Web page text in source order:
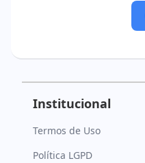
Institucional
Termos de Uso
Política LGPD